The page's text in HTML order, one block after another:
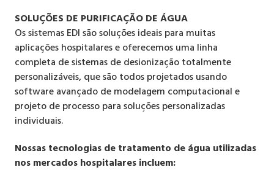
SOLUÇÕES DE PURIFICAÇÃO DE ÁGUA
Os sistemas EDI são soluções ideais para muitas
aplicações hospitalares e oferecemos uma linha
completa de sistemas de desionização totalmente
personalizáveis, que são todos projetados usando
software avançado de modelagem computacional e
projeto de processo para soluções personalizadas
individuais.
Nossas tecnologias de tratamento de água utilizadas
nos mercados hospitalares incluem: